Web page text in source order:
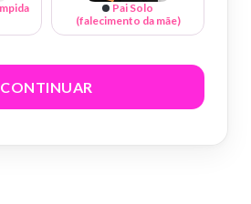
Pai Solo
(falecimento da mãe)
CONTINUAR